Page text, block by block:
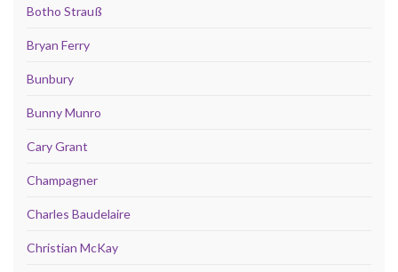
Botho Strauß
Bryan Ferry
Bunbury
Bunny Munro
Cary Grant
Champagner
Charles Baudelaire
Christian McKay